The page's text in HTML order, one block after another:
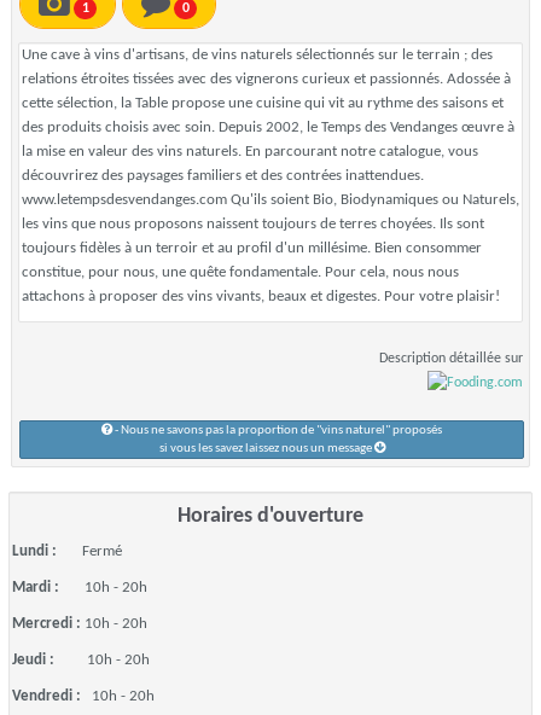
1 0
Une cave à vins d'artisans, de vins naturels sélectionnés sur le terrain ; des
relations étroites tissées avec des vignerons curieux et passionnés. Adossée à
cette sélection, la Table propose une cuisine qui vit au rythme des saisons et
des produits choisis avec soin. Depuis 2002, le Temps des Vendanges œuvre à
la mise en valeur des vins naturels. En parcourant notre catalogue, vous
découvrirez des paysages familiers et des contrées inattendues.
www.letempsdesvendanges.com Qu'ils soient Bio, Biodynamiques ou Naturels,
les vins que nous proposons naissent toujours de terres choyées. Ils sont
toujours fidèles à un terroir et au profil d'un millésime. Bien consommer
constitue, pour nous, une quête fondamentale. Pour cela, nous nous
attachons à proposer des vins vivants, beaux et digestes. Pour votre plaisir!
Description détaillée sur
- Nous ne savons pas la proportion de "vins naturel" proposés
si vous les savez laissez nous un message
Horaires d'ouverture
Lundi : Fermé
Mardi : 10h - 20h
Mercredi : 10h - 20h
Jeudi : 10h - 20h
Vendredi : 10h - 20h